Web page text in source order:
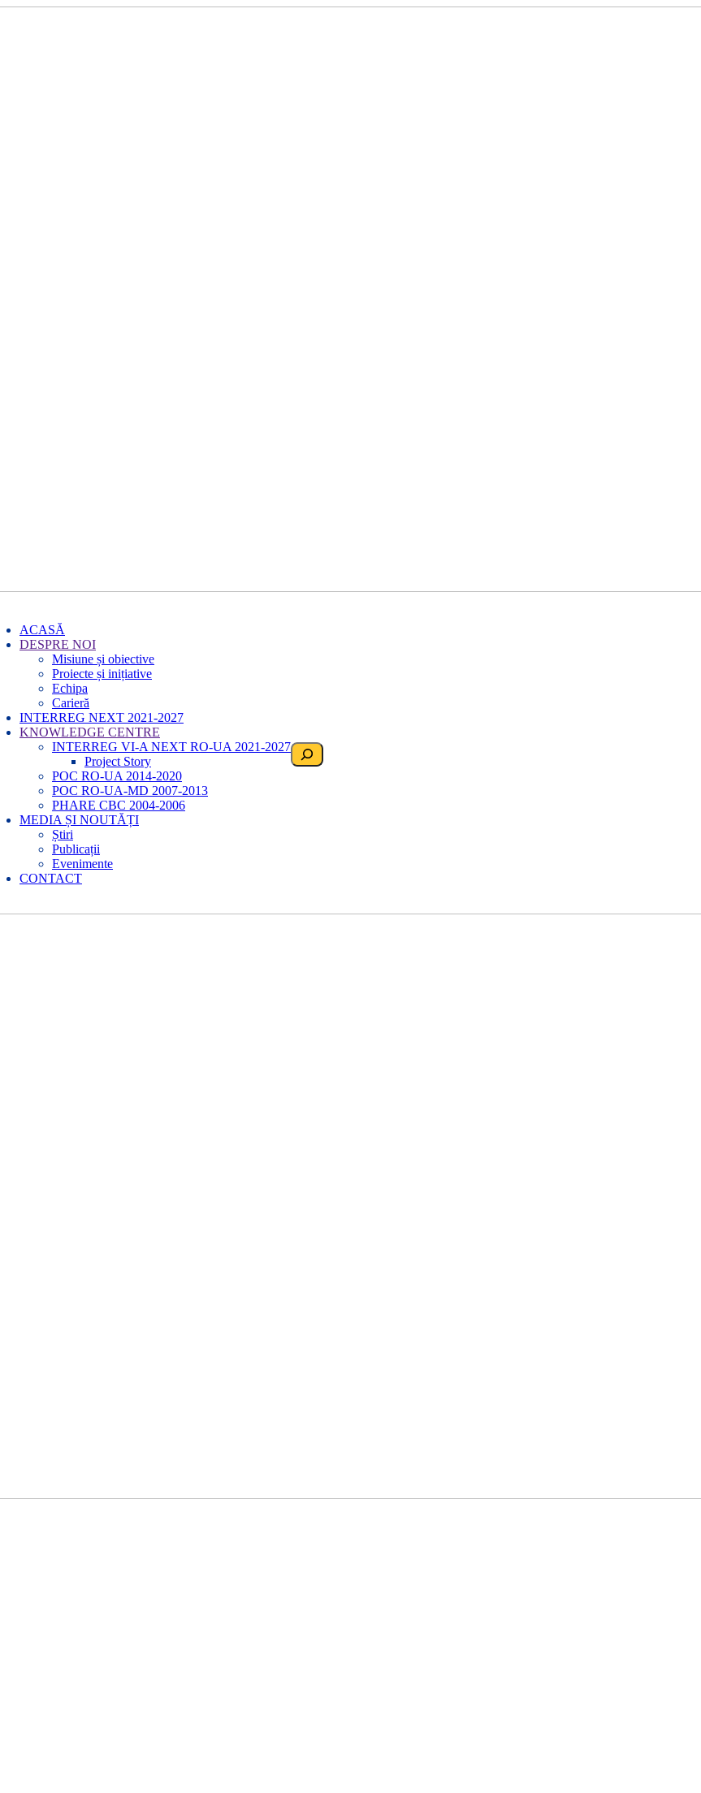
ACASĂ
DESPRE NOI
Misiune și obiective
Proiecte și inițiative
Echipa
Carieră
INTERREG NEXT 2021-2027
KNOWLEDGE CENTRE
INTERREG VI-A NEXT RO-UA 2021-2027
Project Story
POC RO-UA 2014-2020
POC RO-UA-MD 2007-2013
PHARE CBC 2004-2006
MEDIA ȘI NOUTĂȚI
Știri
Publicații
Evenimente
CONTACT
Search